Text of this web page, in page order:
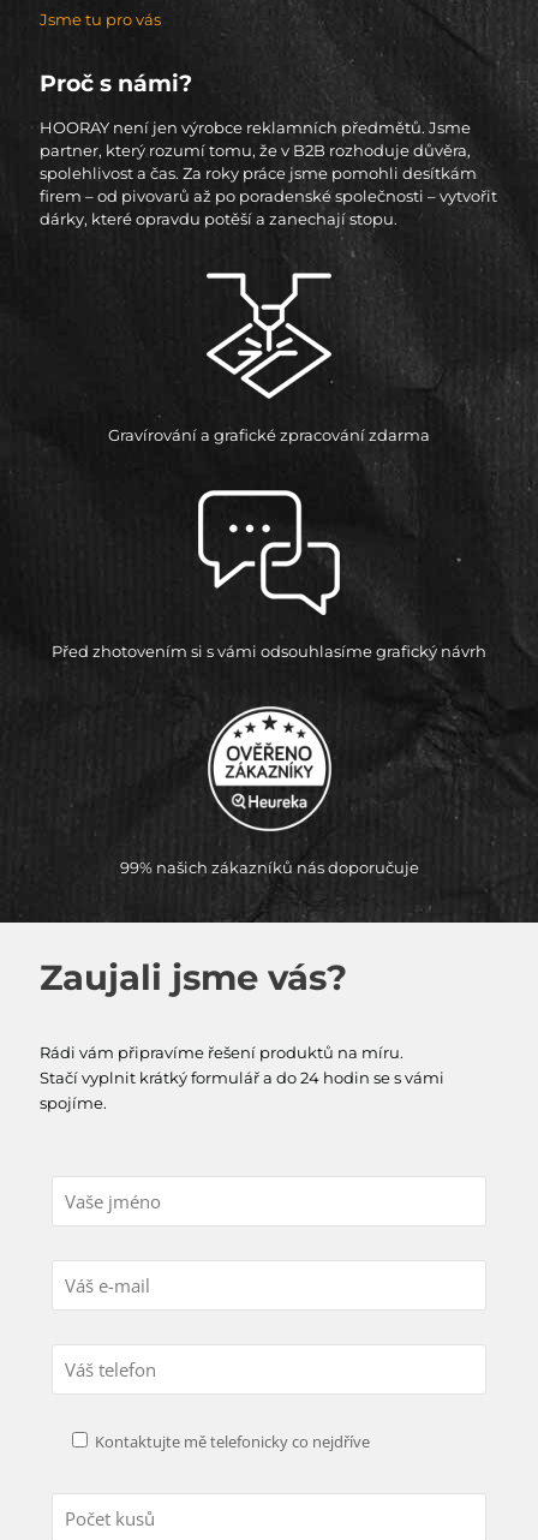
Jsme tu pro vás
Proč s námi?
HOORAY není jen výrobce reklamních předmětů. Jsme
partner, který rozumí tomu, že v B2B rozhoduje důvěra,
spolehlivost a čas. Za roky práce jsme pomohli desítkám
firem – od pivovarů až po poradenské společnosti – vytvořit
dárky, které opravdu potěší a zanechají stopu.
Gravírování a grafické zpracování zdarma
Před zhotovením si s vámi odsouhlasíme grafický návrh
99% našich zákazníků nás doporučuje
Zaujali jsme vás?
Rádi vám připravíme řešení produktů na míru.
Stačí vyplnit krátký formulář a do 24 hodin se s vámi
spojíme.
Kontaktujte mě telefonicky co nejdříve